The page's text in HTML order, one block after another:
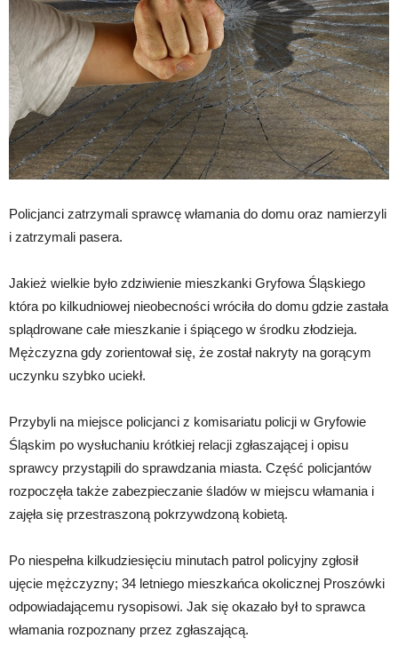
Policjanci zatrzymali sprawcę włamania do domu oraz namierzyli
i zatrzymali pasera.
Jakież wielkie było zdziwienie mieszkanki Gryfowa Śląskiego
która po kilkudniowej nieobecności wróciła do domu gdzie zastała
splądrowane całe mieszkanie i śpiącego w środku złodzieja.
Mężczyzna gdy zorientował się, że został nakryty na gorącym
uczynku szybko uciekł.
Przybyli na miejsce policjanci z komisariatu policji w Gryfowie
Śląskim po wysłuchaniu krótkiej relacji zgłaszającej i opisu
sprawcy przystąpili do sprawdzania miasta. Część policjantów
rozpoczęła także zabezpieczanie śladów w miejscu włamania i
zajęła się przestraszoną pokrzywdzoną kobietą.
Po niespełna kilkudziesięciu minutach patrol policyjny zgłosił
ujęcie mężczyzny; 34 letniego mieszkańca okolicznej Proszówki
odpowiadającemu rysopisowi. Jak się okazało był to sprawca
włamania rozpoznany przez zgłaszającą.